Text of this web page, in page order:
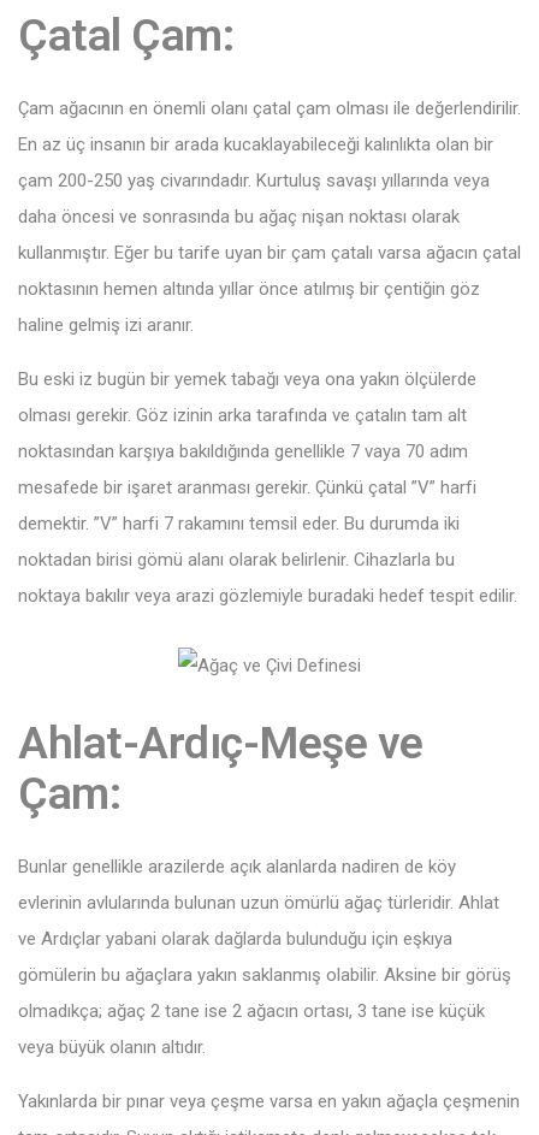
Çatal Çam:
Çam ağacının en önemli olanı çatal çam olması ile değerlendirilir.
En az üç insanın bir arada kucaklayabileceği kalınlıkta olan bir
çam 200-250 yaş civarındadır. Kurtuluş savaşı yıllarında veya
daha öncesi ve sonrasında bu ağaç nişan noktası olarak
kullanmıştır. Eğer bu tarife uyan bir çam çatalı varsa ağacın çatal
noktasının hemen altında yıllar önce atılmış bir çentiğin göz
haline gelmiş izi aranır.
Bu eski iz bugün bir yemek tabağı veya ona yakın ölçülerde
olması gerekir. Göz izinin arka tarafında ve çatalın tam alt
noktasından karşıya bakıldığında genellikle 7 vaya 70 adım
mesafede bir işaret aranması gerekir. Çünkü çatal ”V” harfi
demektir. ”V” harfi 7 rakamını temsil eder. Bu durumda iki
noktadan birisi gömü alanı olarak belirlenir. Cihazlarla bu
noktaya bakılır veya arazi gözlemiyle buradaki hedef tespit edilir.
Ahlat-Ardıç-Meşe ve
Çam:
Bunlar genellikle arazilerde açık alanlarda nadiren de köy
evlerinin avlularında bulunan uzun ömürlü ağaç türleridir. Ahlat
ve Ardıçlar yabani olarak dağlarda bulunduğu için eşkıya
gömülerin bu ağaçlara yakın saklanmış olabilir. Aksine bir görüş
olmadıkça; ağaç 2 tane ise 2 ağacın ortası, 3 tane ise küçük
veya büyük olanın altıdır.
Yakınlarda bir pınar veya çeşme varsa en yakın ağaçla çeşmenin